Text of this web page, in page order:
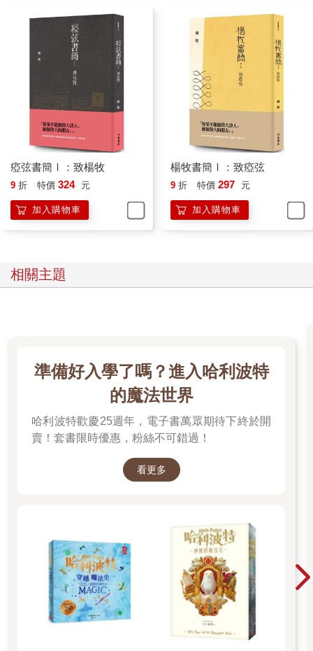
瘂弦書簡Ⅰ：致楊牧
9 折 特價 324 元
加入購物車
楊牧書簡Ⅰ：致瘂弦
9 折 特價 297 元
加入購物車
相關主題
準備好入學了嗎？進入哈利波特
的魔法世界
哈利波特歡慶25週年，電子書萬眾期待下終於開
賣！套書限時優惠，粉絲不可錯過！
看更多